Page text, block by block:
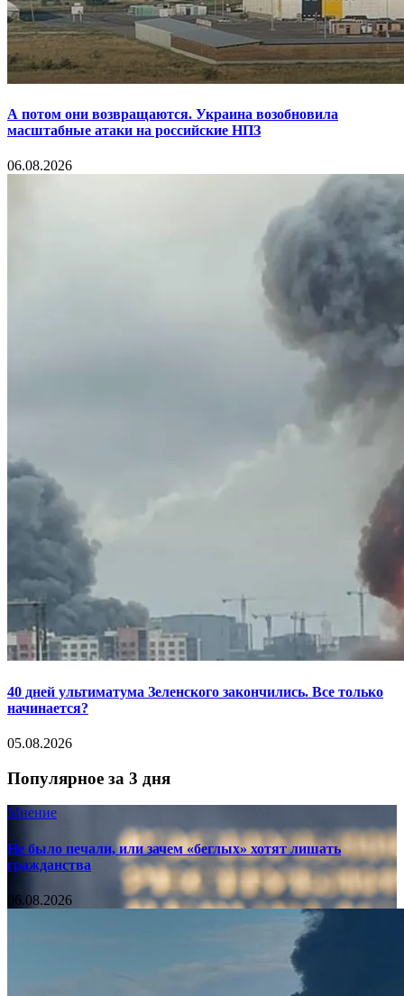
А потом они возвращаются. Украина возобновила
масштабные атаки на российские НПЗ
06.08.2026
40 дней ультиматума Зеленского закончились. Все только
начинается?
05.08.2026
Популярное за 3 дня
Мнение
Не было печали, или зачем «беглых» хотят лишать
гражданства
06.08.2026